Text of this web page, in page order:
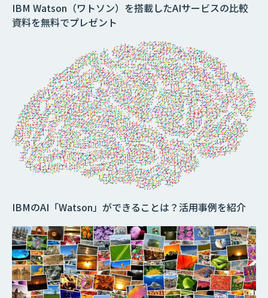
IBM Watson（ワトソン）を搭載したAIサービスの比較
資料を無料でプレゼント
IBMのAI「Watson」ができることは？活用事例を紹介